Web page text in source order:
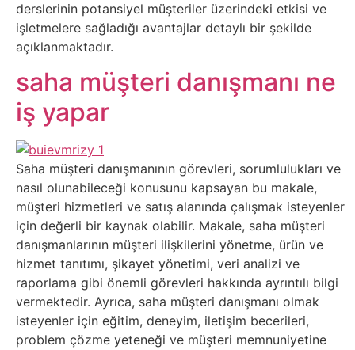
Bitkiler
Çizgi
Film
Diğer
Sosyal
Medyalar
Din
Dokümanlar
Domain
derslerinin potansiyel müşteriler üzerindeki etkisi ve
işletmelere sağladığı avantajlar detaylı bir şekilde
açıklanmaktadır.
saha müşteri danışmanı ne
iş yapar
Saha müşteri danışmanının görevleri, sorumlulukları ve
nasıl olunabileceği konusunu kapsayan bu makale,
müşteri hizmetleri ve satış alanında çalışmak isteyenler
için değerli bir kaynak olabilir. Makale, saha müşteri
danışmanlarının müşteri ilişkilerini yönetme, ürün ve
hizmet tanıtımı, şikayet yönetimi, veri analizi ve
raporlama gibi önemli görevleri hakkında ayrıntılı bilgi
vermektedir. Ayrıca, saha müşteri danışmanı olmak
isteyenler için eğitim, deneyim, iletişim becerileri,
problem çözme yeteneği ve müşteri memnuniyetine